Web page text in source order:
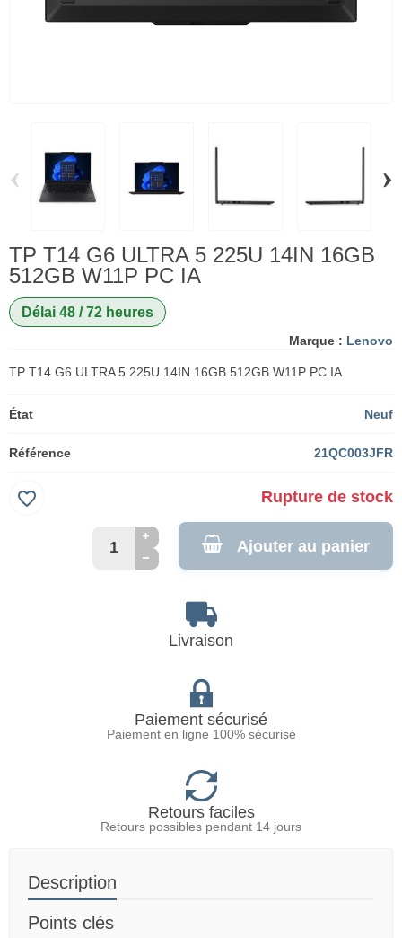
‹ ›
TP T14 G6 ULTRA 5 225U 14IN 16GB
512GB W11P PC IA
Délai 48 / 72 heures
Marque : Lenovo
TP T14 G6 ULTRA 5 225U 14IN 16GB 512GB W11P PC IA
État Neuf
Référence 21QC003JFR
Rupture de stock
Ajouter au panier
favorite_border
Livraison
Paiement sécurisé
Paiement en ligne 100% sécurisé
Retours faciles
Retours possibles pendant 14 jours
Description
Points clés